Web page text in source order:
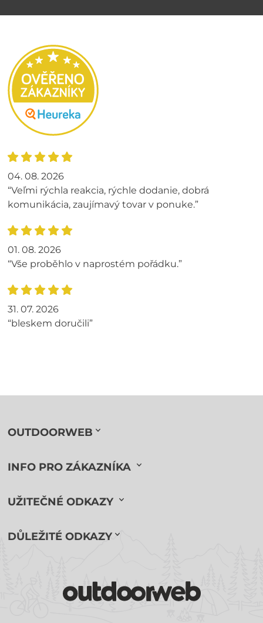
04. 08. 2026
“Veľmi rýchla reakcia, rýchle dodanie, dobrá
komunikácia, zaujímavý tovar v ponuke.”
01. 08. 2026
“Vše proběhlo v naprostém pořádku.”
31. 07. 2026
“bleskem doručili”
OUTDOORWEB
INFO PRO ZÁKAZNÍKA
UŽITEČNÉ ODKAZY
DŮLEŽITÉ ODKAZY